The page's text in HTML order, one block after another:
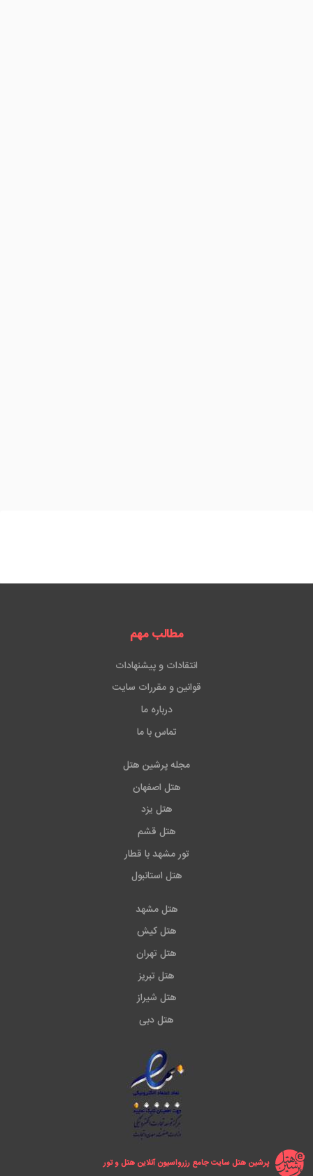
مطالب مهم
انتقادات و پیشنهادات
قوانین و مقررات سایت
درباره ما
تماس با ما
مجله پرشین هتل
هتل اصفهان
هتل یزد
هتل قشم
تور مشهد با قطار
هتل استانبول
هتل مشهد
هتل کیش
هتل تهران
هتل تبریز
هتل شیراز
هتل دبی
پرشین هتل سایت جامع رزرواسیون آنلاین هتل و تور